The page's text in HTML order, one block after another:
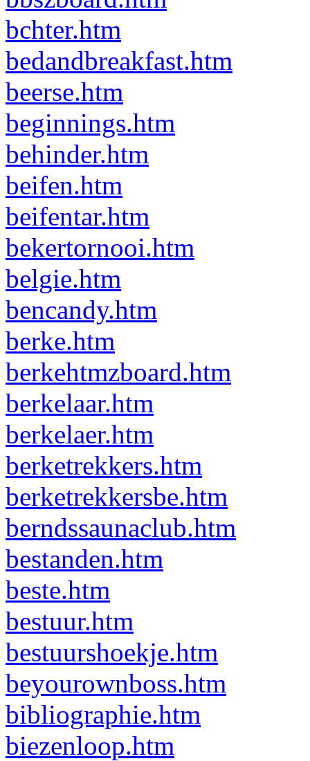
bchter.htm
bedandbreakfast.htm
beerse.htm
beginnings.htm
behinder.htm
beifen.htm
beifentar.htm
bekertornooi.htm
belgie.htm
bencandy.htm
berke.htm
berkehtmzboard.htm
berkelaar.htm
berkelaer.htm
berketrekkers.htm
berketrekkersbe.htm
berndssaunaclub.htm
bestanden.htm
beste.htm
bestuur.htm
bestuurshoekje.htm
beyourownboss.htm
bibliographie.htm
biezenloop.htm